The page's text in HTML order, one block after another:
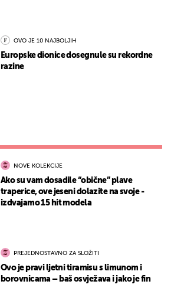
OVO JE 10 NAJBOLJIH
Europske dionice dosegnule su rekordne
razine
NOVE KOLEKCIJE
Ako su vam dosadile “obične” plave
traperice, ove jeseni dolazite na svoje -
izdvajamo 15 hit modela
PREJEDNOSTAVNO ZA SLOŽITI
Ovo je pravi ljetni tiramisu s limunom i
borovnicama – baš osvježava i jako je fin